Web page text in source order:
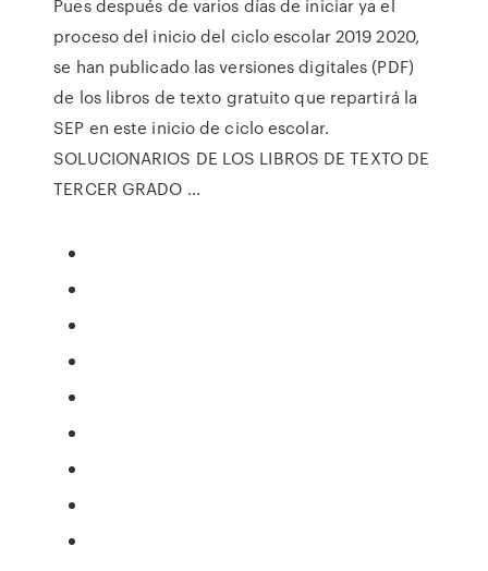
Pues después de varios días de iniciar ya el
proceso del inicio del ciclo escolar 2019 2020,
se han publicado las versiones digitales (PDF)
de los libros de texto gratuito que repartirá la
SEP en este inicio de ciclo escolar.
SOLUCIONARIOS DE LOS LIBROS DE TEXTO DE
TERCER GRADO ...